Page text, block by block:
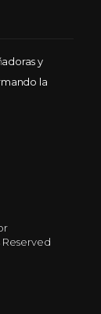
y
la
Reserved